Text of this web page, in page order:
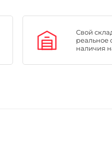
Свой
реальное
наличия